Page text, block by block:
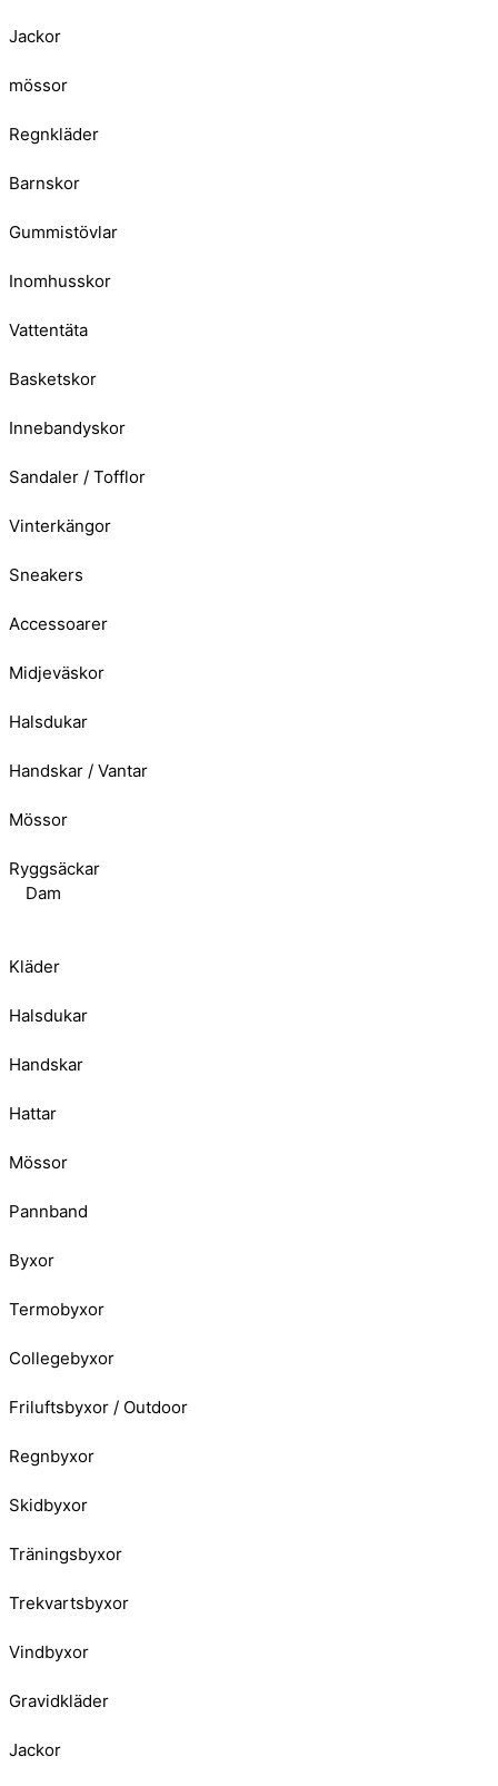
Jackor
mössor
Regnkläder
Barnskor
Gummistövlar
Inomhusskor
Vattentäta
Basketskor
Innebandyskor
Sandaler / Tofflor
Vinterkängor
Sneakers
Accessoarer
Midjeväskor
Halsdukar
Handskar / Vantar
Mössor
Ryggsäckar
Dam
Kläder
Halsdukar
Handskar
Hattar
Mössor
Pannband
Byxor
Termobyxor
Collegebyxor
Friluftsbyxor / Outdoor
Regnbyxor
Skidbyxor
Träningsbyxor
Trekvartsbyxor
Vindbyxor
Gravidkläder
Jackor